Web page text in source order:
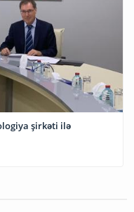
şirkəti ilə